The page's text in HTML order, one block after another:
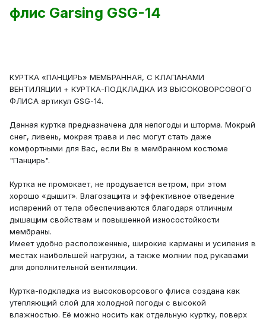
флис Garsing GSG-14
КУРТКА «ПАНЦИРЬ» МЕМБРАННАЯ, С КЛАПАНАМИ
ВЕНТИЛЯЦИИ + КУРТКА-ПОДКЛАДКА ИЗ ВЫСОКОВОРСОВОГО
ФЛИСА артикул GSG-14.
Данная куртка предназначена для непогоды и шторма. Мокрый
снег, ливень, мокрая трава и лес могут стать даже
комфортными для Вас, если Вы в мембранном костюме
"Панцирь".
Куртка не промокает, не продувается ветром, при этом
хорошо «дышит». Влагозащита и эффективное отведение
испарений от тела обеспечиваются благодаря отличным
дышащим свойствам и повышенной износостойкости
мембраны.
Имеет удобно расположенные, широкие карманы и усиления в
местах наибольшей нагрузки, а также молнии под рукавами
для дополнительной вентиляции.
Куртка-подкладка из высоковорсового флиса создана как
утепляющий слой для холодной погоды c высокой
влажностью. Её можно носить как отдельную куртку, поверх